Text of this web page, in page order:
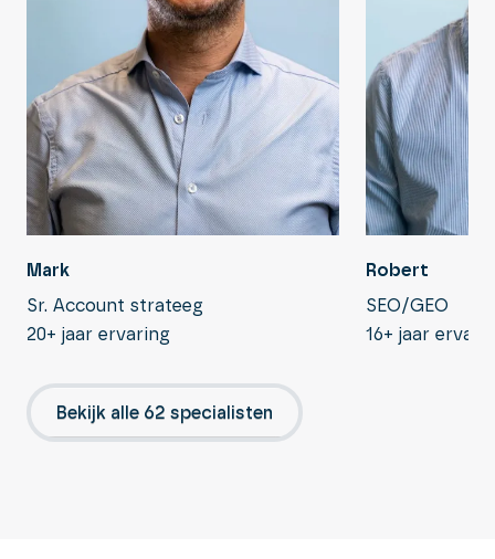
Mark
Sr. Account strateeg
20+ jaar ervaring
Robert
SEO/GEO
16+ jaar
Bekijk alle 62 specialisten